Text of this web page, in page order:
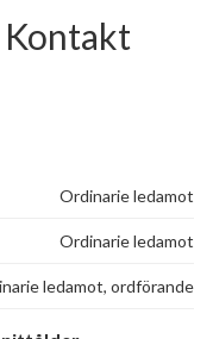
Kontakt
Ordinarie ledamot
Ordinarie ledamot
ledamot, ordförande